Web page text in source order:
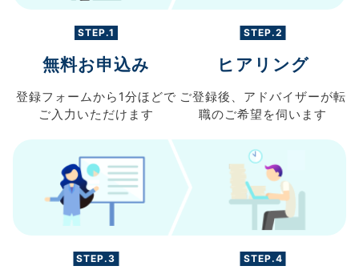
STEP.1
無料お申込み
登録フォームから 1分ほどで
ご入力 いただけます
STEP.2
ヒアリング
ご登録後、 アドバイザーが転
職のご希望を伺います
STEP.3 STEP.4